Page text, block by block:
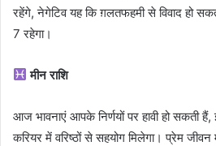
रहेंगे, नेगेटिव यह कि ग़लतफहमी से विवाद हो
7 रहेगा।
मीन राशि
आज भावनाएं आपके निर्णयों पर हावी हो सकती
करियर में वरिष्ठों से सहयोग मिलेगा। प्रेम